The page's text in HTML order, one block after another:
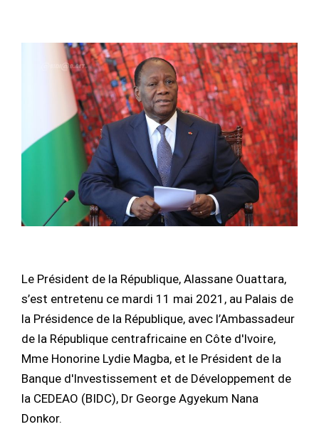
Le Président de la République, Alassane Ouattara,
s’est entretenu ce mardi 11 mai 2021, au Palais de
la Présidence de la République, avec l’Ambassadeur
de la République centrafricaine en Côte d'Ivoire,
Mme Honorine Lydie Magba, et le Président de la
Banque d'Investissement et de Développement de
la CEDEAO (BIDC), Dr George Agyekum Nana
Donkor.